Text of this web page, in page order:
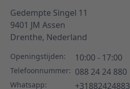
Gedempte Singel 11
9401 JM Assen
Drenthe, Nederland
Openingstijden: 10:00 - 17:00
Telefoonnummer: 088 24 24 880
Whatsapp: +31882424883